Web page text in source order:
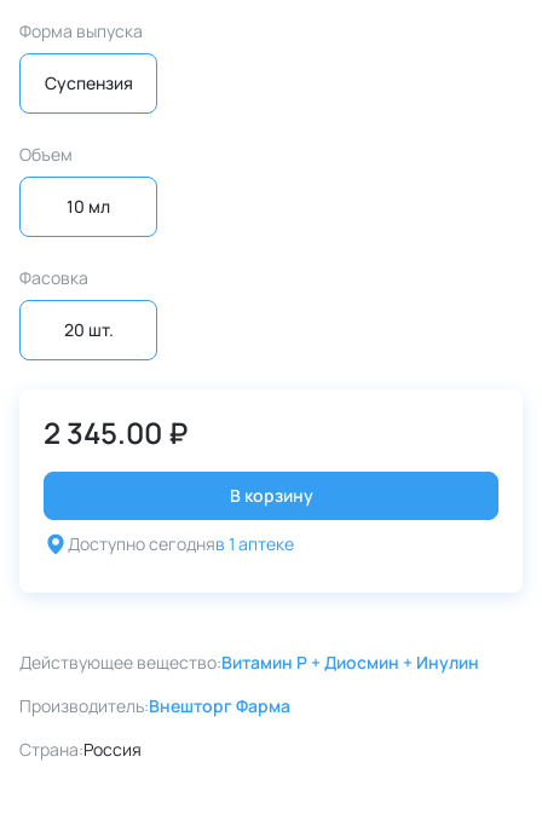
Форма выпуска
Суспензия
Объем
10 мл
Фасовка
20 шт.
2 345.00 ₽
В корзину
Доступно сегодняв 1 аптеке
Действующее вещество:Витамин P + Диосмин + Инулин
Производитель:Внешторг Фарма
Страна:Россия